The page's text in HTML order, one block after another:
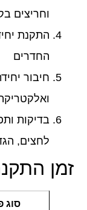
וחריצים
התקנת
החדרים
חיבור
בדיקות
לחצים,
זמן
סוג